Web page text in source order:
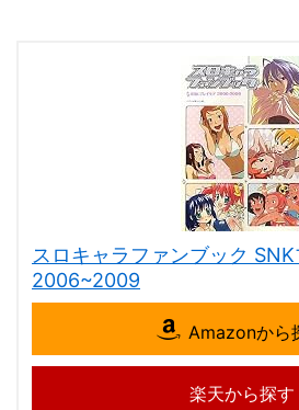
スロキャラファンブック
2006~2009
Amazonから
楽天から探す